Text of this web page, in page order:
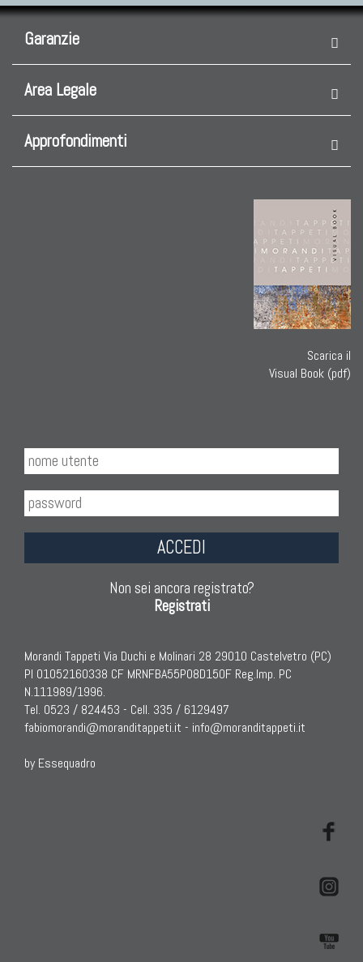
Garanzie
Area Legale
Approfondimenti
Scarica il
Visual Book (pdf)
ACCEDI
Non sei ancora registrato?
Registrati
Morandi Tappeti Via Duchi e Molinari 28 29010 Castelvetro (PC)
PI 01052160338 CF MRNFBA55P08D150F Reg.Imp. PC
N.111989/1996.
Tel. 0523 / 824453 - Cell. 335 / 6129497
fabiomorandi@moranditappeti.it - info@moranditappeti.it
by Essequadro